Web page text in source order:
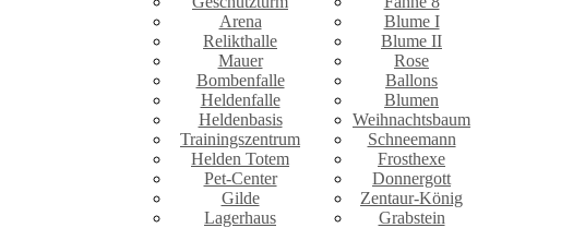
Arena
Relikthalle
Mauer
Bombenfalle
Heldenfalle
Heldenbasis
Trainingszentrum
Helden Totem
Pet-Center
Gilde
Lagerhaus
Blume I
Blume II
Rose
Ballons
Blumen
Weihnachtsbaum
Schneemann
Frosthexe
Donnergott
Zentaur-König
Grabstein